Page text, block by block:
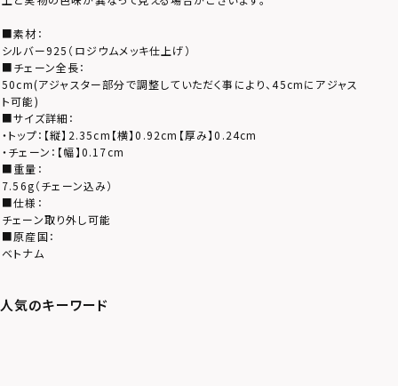
■素材：
シルバー925（ロジウムメッキ仕上げ）
■チェーン全長：
50cm(アジャスター部分で調整していただく事により、45cmにアジャス
ト可能)
■サイズ詳細：
・トップ：【縦】2.35cm【横】0.92cm【厚み】0.24cm
・チェーン：【幅】0.17cm
■重量：
7.56g（チェーン込み）
■仕様：
チェーン取り外し可能
■原産国：
ベトナム